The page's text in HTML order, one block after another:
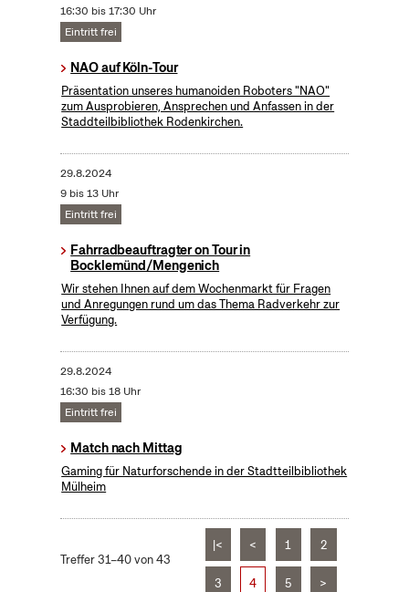
16:30 bis 17:30 Uhr
Eintritt frei
NAO auf Köln-Tour
Präsentation unseres humanoiden Roboters "NAO"
zum Ausprobieren, Ansprechen und Anfassen in der
Staddteilbibliothek Rodenkirchen.
29.8.2024
9 bis 13 Uhr
Eintritt frei
Fahrradbeauftragter on Tour in
Bocklemünd/Mengenich
Wir stehen Ihnen auf dem Wochenmarkt für Fragen
und Anregungen rund um das Thema Radverkehr zur
Verfügung.
29.8.2024
16:30 bis 18 Uhr
Eintritt frei
Match nach Mittag
Gaming für Naturforschende in der Stadtteilbibliothek
Mülheim
Treffer 31–40 von 43
|< < 1 2
3 4 5 >